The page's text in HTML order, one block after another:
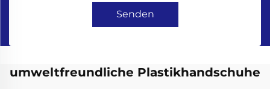
Senden
umweltfreundliche Plastikhandschuhe